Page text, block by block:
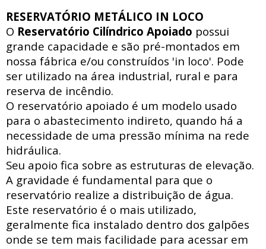
RESERVATÓRIO METÁLICO IN LOCO
O Reservatório Cilíndrico Apoiado possui
grande capacidade e são pré-montados em
nossa fábrica e/ou construídos 'in loco'. Pode
ser utilizado na área industrial, rural e para
reserva de incêndio.
O reservatório apoiado é um modelo usado
para o abastecimento indireto, quando há a
necessidade de uma pressão mínima na rede
hidráulica.
Seu apoio fica sobre as estruturas de elevação.
A gravidade é fundamental para que o
reservatório realize a distribuição de água.
Este reservatório é o mais utilizado,
geralmente fica instalado dentro dos galpões
onde se tem mais facilidade para acessar em